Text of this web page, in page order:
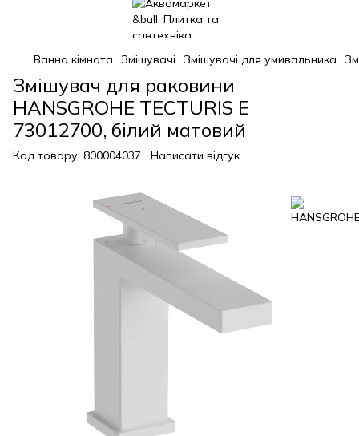
Ванна кімната Змішувачі Змішувачі для умивальника
Змішувач для раковини
HANSGROHE TECTURIS E
73012700, білий матовий
Код товару: 800004037 Написати відгук